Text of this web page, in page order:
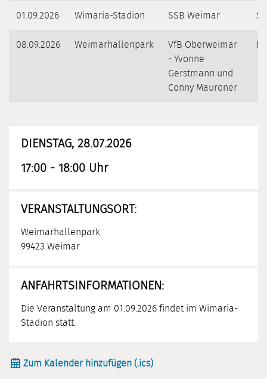
01.09.2026 Wimaria-Stadion SSB Weimar
08.09.2026 Weimarhallenpark
VfB Oberweimar
- Yvonne
Gerstmann und
Conny Mauroner
DIENSTAG, 28.07.2026
17:00 - 18:00 Uhr
VERANSTALTUNGSORT:
Weimarhallenpark
99423 Weimar
ANFAHRTSINFORMATIONEN:
Die Veranstaltung am 01.09.2026 findet im Wimaria-
Stadion statt.
Zum Kalender hinzufügen (.ics)